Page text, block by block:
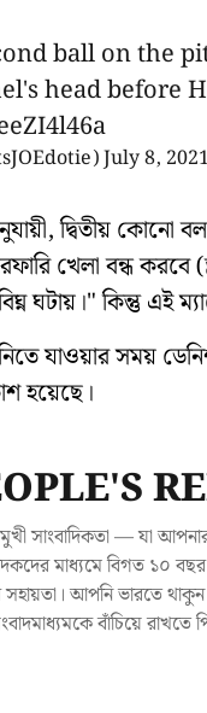
ball on the
head before
July 8, 2021
দ্বিতীয় কোনো
খেলা বন্ধ
ঘটায়।" কিন্তু এই
নিতে যাওয়ার সময়
হয়েছে।
সাংবাদিকতা — যা
মাধ্যমে বিগত ১০ বছর
আপনি ভারতে থাকুন
বাঁচিয়ে